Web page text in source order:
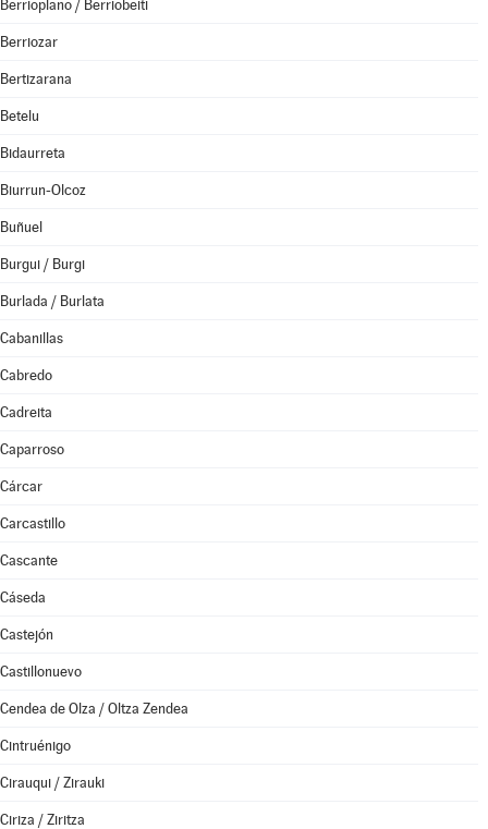
Berrioplano / Berriobeiti
Berriozar
Bertizarana
Betelu
Bidaurreta
Biurrun-Olcoz
Buñuel
Burgui / Burgi
Burlada / Burlata
Cabanillas
Cabredo
Cadreita
Caparroso
Cárcar
Carcastillo
Cascante
Cáseda
Castejón
Castillonuevo
Cendea de Olza / Oltza Zendea
Cintruénigo
Cirauqui / Zirauki
Ciriza / Ziritza